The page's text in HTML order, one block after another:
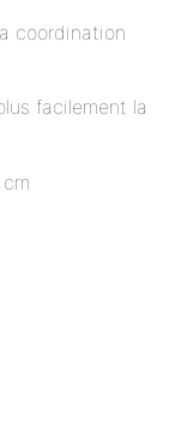
coordination
facilement la